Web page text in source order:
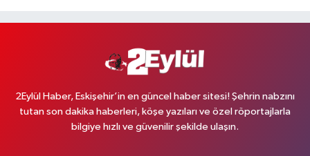
2Eylül Haber, Eskişehir’in en güncel haber sitesi! Şehrin nabzını
tutan son dakika haberleri, köşe yazıları ve özel röportajlarla
bilgiye hızlı ve güvenilir şekilde ulaşın.